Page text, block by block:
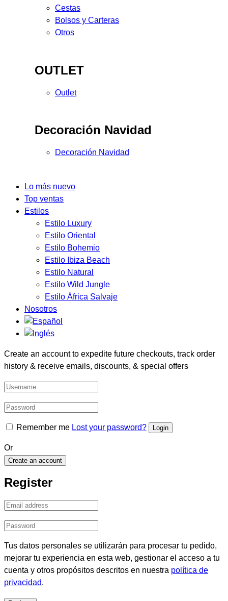
Cestas
Bolsos y Carteras
Otros
OUTLET
Outlet
Decoración Navidad
Decoración Navidad
Lo más nuevo
Top ventas
Estilos
Estilo Luxury
Estilo Oriental
Estilo Bohemio
Estilo Ibiza Beach
Estilo Natural
Estilo Wild Jungle
Estilo África Salvaje
Nosotros
Create an account to expedite future checkouts, track order
history & receive emails, discounts, & special offers
Remember me Lost your password?
Or
Create an account
Register
Tus datos personales se utilizarán para procesar tu pedido,
mejorar tu experiencia en esta web, gestionar el acceso a tu
cuenta y otros propósitos descritos en nuestra política de
privacidad.